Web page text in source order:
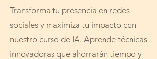
Transforma tu presencia en redes
sociales y maximiza tu impacto con
nuestro curso de IA. Aprende técnicas
innovadoras que ahorrarán tiempo y